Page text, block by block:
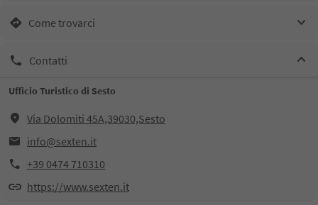
Come trovarci
Contatti
Ufficio Turistico di Sesto
Via Dolomiti 45A,39030,Sesto
info@sexten.it
+39 0474 710310
https://www.sexten.it